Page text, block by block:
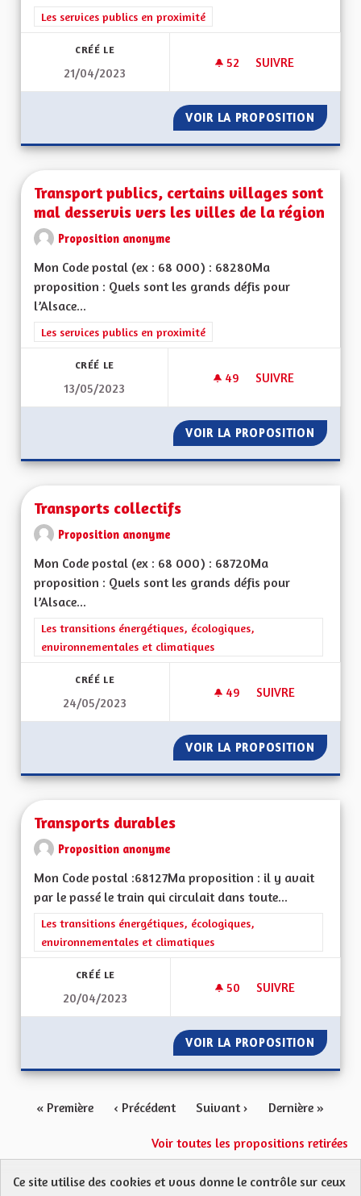
Filtrer les résultats de la catégorie : Les services publics en
Les services publics en proximité
CRÉÉ LE
21/04/2023
52 52 ABONNÉS
SUIVRE
VOIR LA PROPOSITION
Transport publics, certains villages sont
mal desservis vers les villes de la région
Proposition anonyme
Mon Code postal (ex : 68 000) : 68280Ma
proposition : Quels sont les grands défis pour
l’Alsace...
Filtrer les résultats de la catégorie : Les services publics en
Les services publics en proximité
CRÉÉ LE
13/05/2023
49 49 ABONNÉS
SUIVRE
VOIR LA PROPOSITION
Transports collectifs
Proposition anonyme
Mon Code postal (ex : 68 000) : 68720Ma
proposition : Quels sont les grands défis pour
l’Alsace...
Filtrer les résultats de la catégorie : Les transitions
Les transitions énergétiques, écologiques,
environnementales et climatiques
CRÉÉ LE
24/05/2023
49 49 ABONNÉS
SUIVRE
VOIR LA PROPOSITION
Transports durables
Proposition anonyme
Mon Code postal :68127Ma proposition : il y avait
par le passé le train qui circulait dans toute...
Filtrer les résultats de la catégorie : Les transitions
Les transitions énergétiques, écologiques,
environnementales et climatiques
CRÉÉ LE
20/04/2023
50 50 ABONNÉS
SUIVRE
VOIR LA PROPOSITION
« Première ‹ Précédent Suivant › Dernière »
Voir toutes les propositions retirées
Ce site utilise des cookies et vous donne le contrôle sur ceux